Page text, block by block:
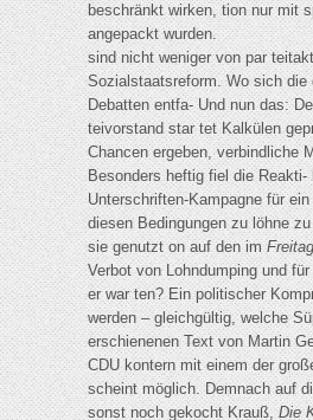
beschränkt wirken, tion nur mit
angepackt wurden.
sind nicht weniger von par
Sozialstaatsreform. Wo sich die
Debatten entfa- Und nun das:
teivorstand star tet Kalkülen
Chancen ergeben, verbindliche
Besonders heftig fiel die Reakti-
Unterschriften-Kampagne für
diesen Bedingungen zu löhne
sie genutzt on auf den im
Verbot von Lohndumping und
er war ten? Ein politischer
werden – gleichgültig, welche
erschienenen Text von Martin
CDU kontern mit einem der
scheint möglich. Demnach auf
sonst noch gekocht Krauß,Die